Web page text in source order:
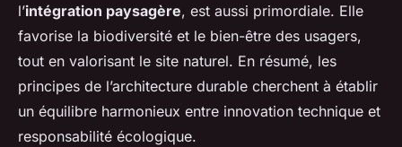
l’intégration paysagère, est aussi primordiale. Elle
favorise la biodiversité et le bien-être des usagers,
tout en valorisant le site naturel. En résumé, les
principes de l’architecture durable cherchent à établir
un équilibre harmonieux entre innovation technique et
responsabilité écologique.